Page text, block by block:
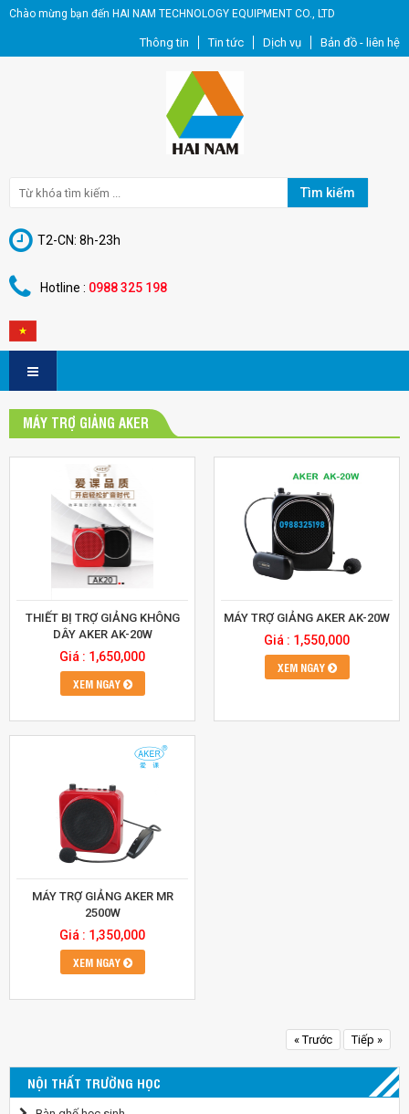
Chào mừng bạn đến HAI NAM TECHNOLOGY EQUIPMENT CO., LTD
Thông tin Tin tức Dịch vụ Bản đồ - liên hệ
Tìm kiếm
T2-CN: 8h-23h
Hotline : 0988 325 198
MÁY TRỢ GIẢNG AKER
THIẾT BỊ TRỢ GIẢNG KHÔNG
DÂY AKER AK-20W
Giá : 1,650,000
XEM NGAY
MÁY TRỢ GIẢNG AKER AK-20W
Giá : 1,550,000
XEM NGAY
MÁY TRỢ GIẢNG AKER MR
2500W
Giá : 1,350,000
XEM NGAY
« Trước Tiếp »
NỘI THẤT TRƯỜNG HỌC